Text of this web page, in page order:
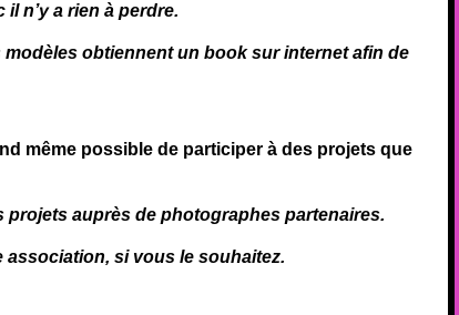
n’y a rien à perdre.
obtiennent un book sur internet afin de
même possible de participer à des projets que
projets auprès de photographes partenaires.
association, si vous le souhaitez.